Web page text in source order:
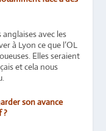
avec les
à Lyon ce que l’OL
Elles seraient
et cela nous
son avance
?